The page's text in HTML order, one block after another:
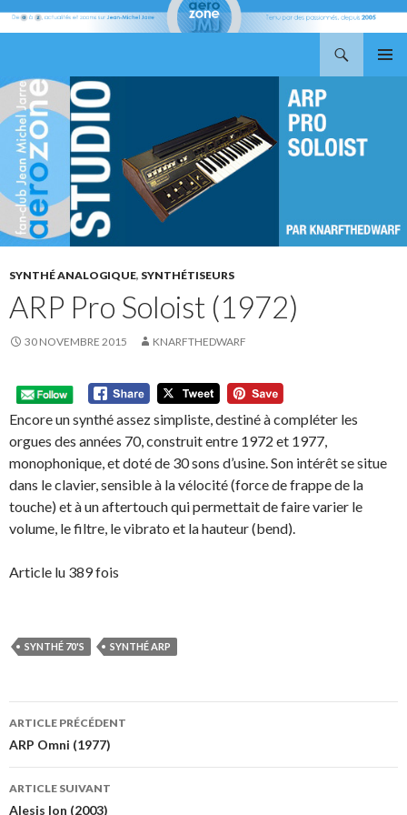
AU
CONTENU
SYNTHÉ ANALOGIQUE, SYNTHÉTISEURS
ARP Pro Soloist (1972)
30 NOVEMBRE 2015 KNARFTHEDWARF
Encore un synthé assez simpliste, destiné à compléter les
orgues des années 70, construit entre 1972 et 1977,
monophonique, et doté de 30 sons d’usine. Son intérêt se situe
dans le clavier, sensible à la vélocité (force de frappe de la
touche) et à un aftertouch qui permettait de faire varier le
volume, le filtre, le vibrato et la hauteur (bend).
Article lu 389 fois
SYNTHÉ 70'S SYNTHÉ ARP
Navigation
des
articles
ARTICLE PRÉCÉDENT
ARP Omni (1977)
ARTICLE SUIVANT
Alesis Ion (2003)